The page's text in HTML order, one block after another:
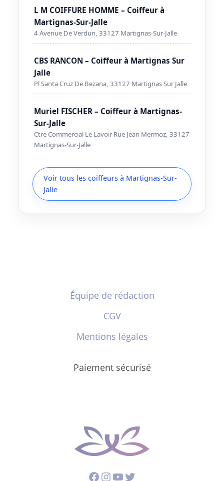
L M COIFFURE HOMME – Coiffeur à
Martignas-Sur-Jalle
4 Avenue De Verdun, 33127 Martignas-Sur-Jalle
CBS RANCON – Coiffeur à Martignas Sur
Jalle
Pl Santa Cruz De Bezana, 33127 Martignas Sur Jalle
Muriel FISCHER – Coiffeur à Martignas-
Sur-Jalle
Ctre Commercial Le Lavoir Rue Jean Mermoz, 33127
Martignas-Sur-Jalle
Voir tous les coiffeurs à Martignas-Sur-
Jalle
Équipe de rédaction
CGV
Mentions légales
Paiement sécurisé
Facebook
Instagram
YouTube
Twitter